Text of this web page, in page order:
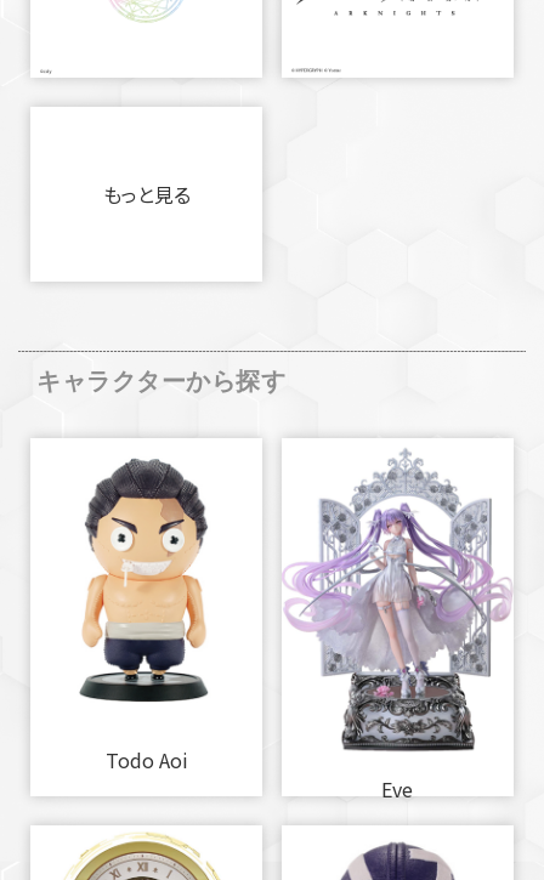
もっと見る
キャラクターから探す
Todo Aoi
Eve